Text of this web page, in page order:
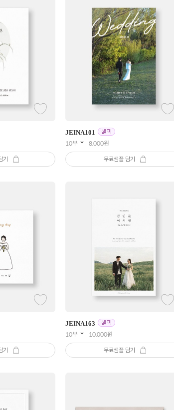
기
JEINA101
10부 8,000원
무료샘플 담기
기
JEINA163
10부 10,000원
무료샘플 담기